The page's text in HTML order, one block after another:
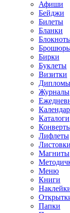
Афиши
Бейджи
Билеты
Бланки
Бирки
Буклеты
Визитки
Дипломы
Журналы
Каталоги
Лифлеты
Листовки
Магниты
Меню
Книги
Папки